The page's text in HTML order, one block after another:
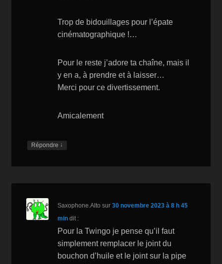
Trop de bidouillages pour l’épate
cinématographique !…
Pour le reste j’adore ta chaîne, mais il
y en a, à prendre et à laisser…
Merci pour ce divertissement.
Amicalement
Répondre ↓
Saxophone.Alto sur30 novembre 2023 à 8 h 45
min dit :
Pour la Twingo je pense qu’il faut
simplement remplacer le joint du
bouchon d’huile et le joint sur la pipe